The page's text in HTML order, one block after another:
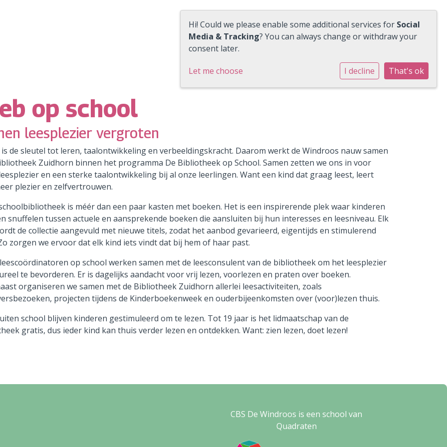
op school
leesplezier vergroten
is de sleutel tot leren, taalontwikkeling en verbeeldingskracht. Daarom werkt de Windroos nauw samen
Zuidhorn binnen het programma De Bibliotheek op School. Samen zetten we ons in voor
en een sterke taalontwikkeling bij al onze leerlingen. Want een kind dat graag leest, leert
plezier en zelfvertrouwen.
is méér dan een paar kasten met boeken. Het is een inspirerende plek waar kinderen
snuffelen tussen actuele en aansprekende boeken die aansluiten bij hun interesses en leesniveau. Elk
de collectie aangevuld met nieuwe titels, zodat het aanbod gevarieerd, eigentijds en stimulerend
zorgen we ervoor dat elk kind iets vindt dat bij hem of haar past.
op school werken samen met de leesconsulent van de bibliotheek om het leesplezier
te bevorderen. Er is dagelijks aandacht voor vrij lezen, voorlezen en praten over boeken.
organiseren we samen met de Bibliotheek Zuidhorn allerlei leesactiviteiten, zoals
projecten tijdens de Kinderboekenweek en ouderbijeenkomsten over (voor)lezen thuis.
school blijven kinderen gestimuleerd om te lezen. Tot 19 jaar is het lidmaatschap van de
gratis, dus ieder kind kan thuis verder lezen en ontdekken. Want: zien lezen, doet lezen!
CBS De Windroos is een school van
Quadraten
Hi! Could we please enable some additional services for Social
Media & Tracking? You can always change or withdraw your
consent later.
Let me choose I decline That's ok